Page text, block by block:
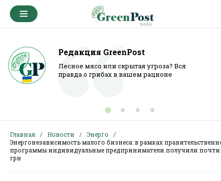
Редакция GreenPost
Лесное мясо или скрытая угроза? Вся
правда о грибах в вашем рационе
Главная Новости
Энерго
Энергонезависимость малого бизнеса: в рамках
программы индивидуальные предприниматели получили почти
грн